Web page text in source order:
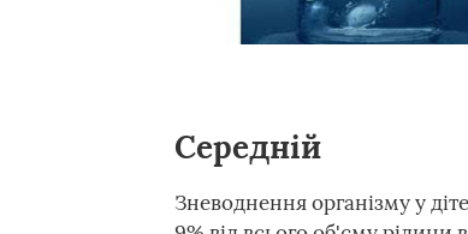
Середній
Зневоднення організму у